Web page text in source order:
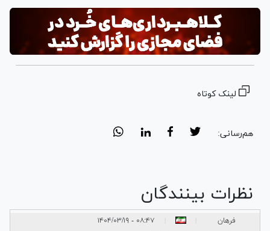
لینک کوتاه
هم‌رسانی:
نظرات بینندگان
فرهان ۰۸:۴۷ - ۱۴۰۴/۰۳/۱۹